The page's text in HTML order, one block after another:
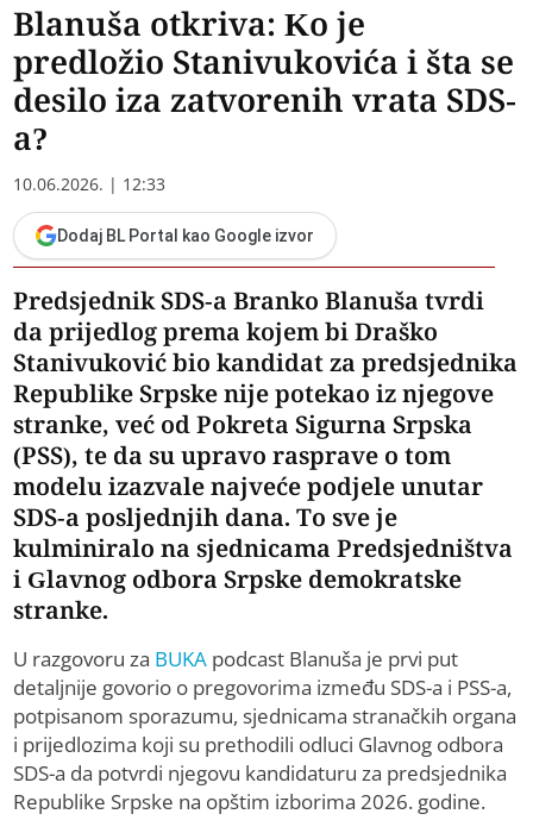
Blanuša otkriva: Ko je
predložio Stanivukovića i šta se
desilo iza zatvorenih vrata SDS-
a?
10.06.2026. | 12:33
Dodaj BL Portal kao Google izvor
Predsjednik SDS-a Branko Blanuša tvrdi
da prijedlog prema kojem bi Draško
Stanivuković bio kandidat za predsjednika
Republike Srpske nije potekao iz njegove
stranke, već od Pokreta Sigurna Srpska
(PSS), te da su upravo rasprave o tom
modelu izazvale najveće podjele unutar
SDS-a posljednjih dana. To sve je
kulminiralo na sjednicama Predsjedništva
i Glavnog odbora Srpske demokratske
stranke.
U razgovoru za BUKA podcast Blanuša je prvi put
detaljnije govorio o pregovorima između SDS-a i PSS-a,
potpisanom sporazumu, sjednicama stranačkih organa
i prijedlozima koji su prethodili odluci Glavnog odbora
SDS-a da potvrdi njegovu kandidaturu za predsjednika
Republike Srpske na opštim izborima 2026. godine.